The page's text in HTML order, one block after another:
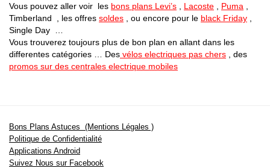
Vous pouvez aller voir les bons plans Levi’s Lacoste Puma
Timberland , les offres soldes , ou encore pour le black Friday
Single Day …
Vous trouverez toujours plus de bon plan en allant dans les
differentes catégories … Des vélos electriques pas chers , des
promos sur des centrales electrique mobiles
Bons Plans Astuces (Mentions Légales )
Politique de Confidentialité
Applications Android
Suivez Nous sur Facebook